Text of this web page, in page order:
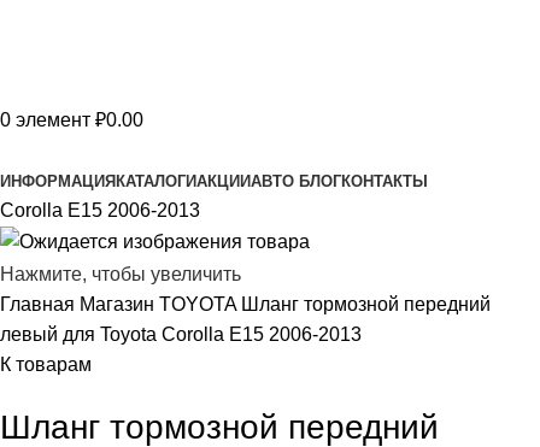
0 элемент ₽0.00
ИНФОРМАЦИЯ КАТАЛОГИАКЦИИАВТО БЛОГКОНТАКТЫ
Corolla E15 2006-2013
Нажмите, чтобы увеличить
Главная Магазин TOYOTA Шланг тормозной передний
левый для Toyota Corolla E15 2006-2013
К товарам
Шланг тормозной передний